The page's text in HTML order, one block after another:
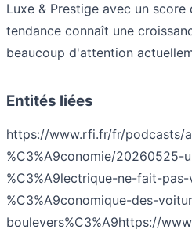
Luxe & Prestige avec un
tendance connaît une
beaucoup d'attention
Entités liées
https://www.rfi.fr/fr/podcasts/
%C3%A9conomie/20260525-
%C3%A9lectrique-ne-fait-
%C3%A9conomique-des-
boulevers%C3%A9https://